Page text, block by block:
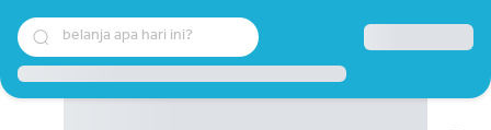
belanja apa hari ini?